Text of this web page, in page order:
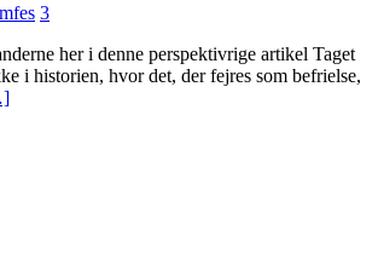
3
her i denne perspektivrige artikel Taget
i historien, hvor det, der fejres som befrielse,